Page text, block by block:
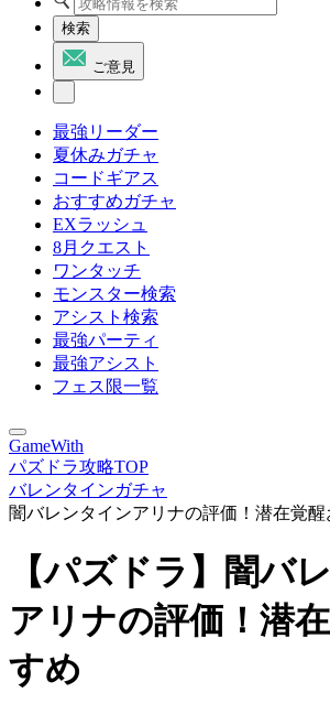
検索
ご意見
最強リーダー
夏休みガチャ
コードギアス
おすすめガチャ
EXラッシュ
8月クエスト
ワンタッチ
モンスター検索
アシスト検索
最強パーティ
最強アシスト
フェス限一覧
GameWith
パズドラ攻略TOP
バレンタインガチャ
闇バレンタインアリナの評価！潜在覚醒
【パズドラ】闇バ
アリナの評価！潜
すめ